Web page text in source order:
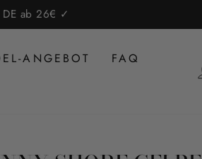
DE ab 26€ ✓
ANGEBOT
FAQ